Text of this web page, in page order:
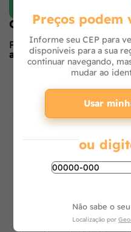
Opiniões de quem
Produto ainda sem
avaliarno formulário ao
O que os
Preços podem
Informe seu CEP para
disponíveis para a sua
continuar navegando,
mudar ao
Usar
ou
Não sabe o seu
Localização por